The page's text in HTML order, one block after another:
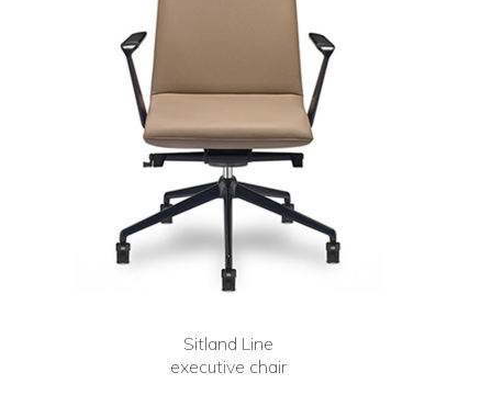
Sitland Line
executive chair